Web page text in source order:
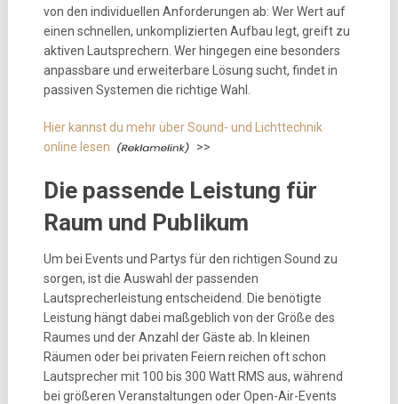
von den individuellen Anforderungen ab: Wer Wert auf
einen schnellen, unkomplizierten Aufbau legt, greift zu
aktiven Lautsprechern. Wer hingegen eine besonders
anpassbare und erweiterbare Lösung sucht, findet in
passiven Systemen die richtige Wahl.
Hier kannst du mehr über Sound- und Lichttechnik
online lesen
>>
Die passende Leistung für
Raum und Publikum
Um bei Events und Partys für den richtigen Sound zu
sorgen, ist die Auswahl der passenden
Lautsprecherleistung entscheidend. Die benötigte
Leistung hängt dabei maßgeblich von der Größe des
Raumes und der Anzahl der Gäste ab. In kleinen
Räumen oder bei privaten Feiern reichen oft schon
Lautsprecher mit 100 bis 300 Watt RMS aus, während
bei größeren Veranstaltungen oder Open-Air-Events